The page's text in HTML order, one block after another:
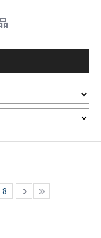
ンゲリオン放送か
」が登
8